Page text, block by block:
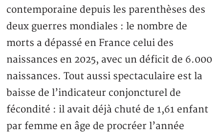
contemporaine depuis les parenthèses des
deux guerres mondiales : le nombre de
morts a dépassé en France celui des
naissances en 2025, avec un déficit de 6.000
naissances. Tout aussi spectaculaire est la
baisse de l’indicateur conjoncturel de
fécondité : il avait déjà chuté de 1,61 enfant
par femme en âge de procréer l’année